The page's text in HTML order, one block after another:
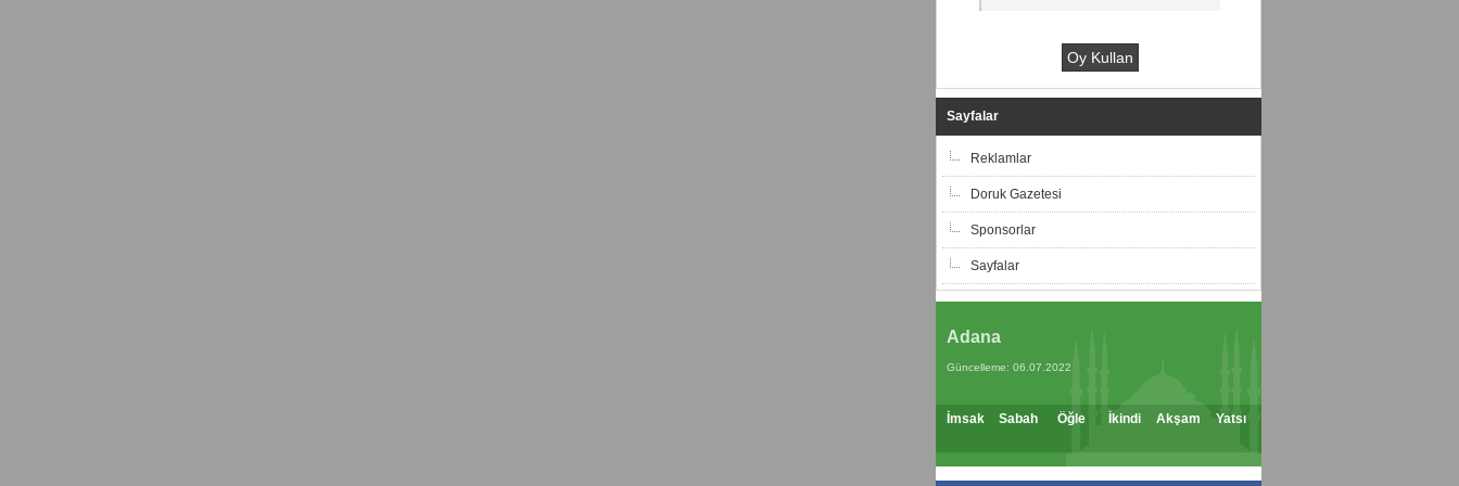
Sayfalar
Reklamlar
Doruk Gazetesi
Sponsorlar
Sayfalar
Adana
Güncelleme: 06.07.2022
İmsak Sabah Öğle İkindi Akşam Yatsı